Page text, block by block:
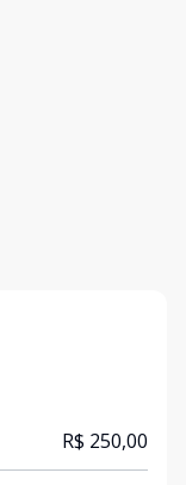
R$ 250,00